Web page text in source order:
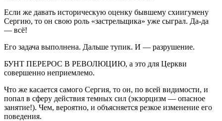
Если же давать историческую оценку бывшему схиигумену
Сергию, то он свою роль «застрельщика» уже сыграл. Да-да
— всё!
Его задача выполнена. Дальше тупик. И — разрушение.
БУНТ ПЕРЕРОС В РЕВОЛЮЦИЮ, а это для Церкви
совершенно неприемлемо.
Что же касается самого Сергия, то он, по всей видимости, и
попал в сферу действия темных сил (экзорцизм — опасное
занятие!). Чем, вероятно, и объясняется резкое изменение его
поведения.